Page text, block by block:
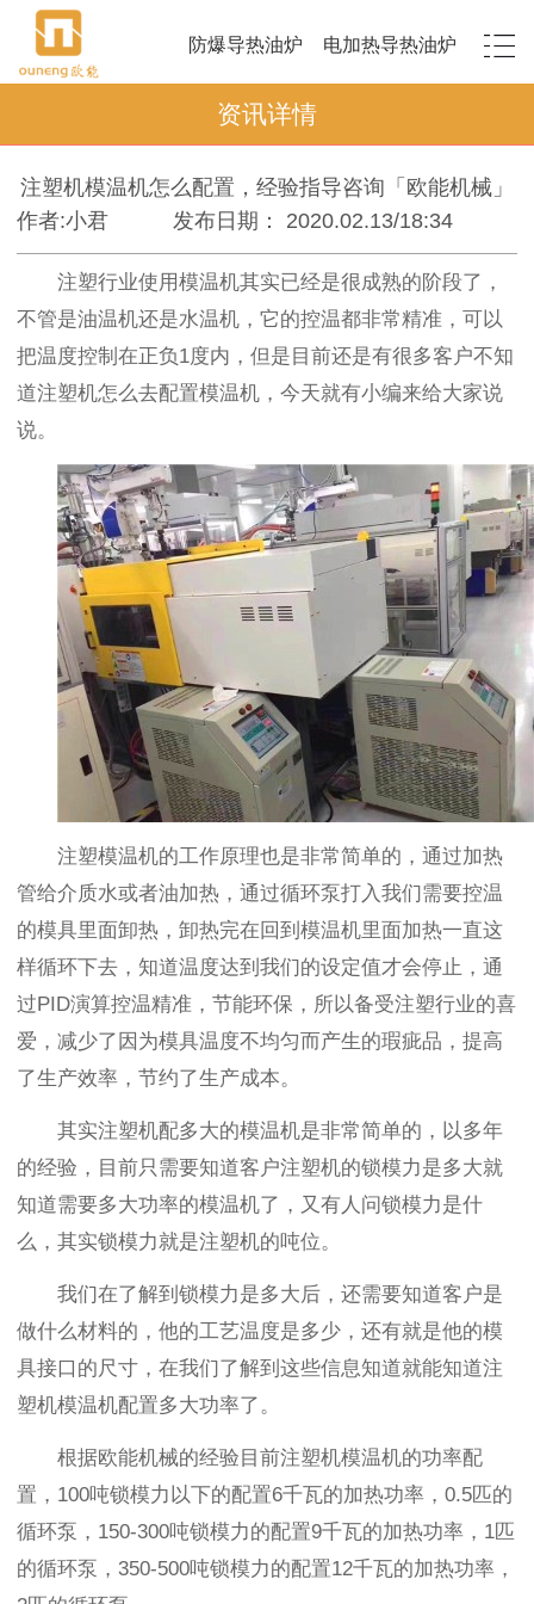
防爆导热油炉 电加热导热油炉
资讯详情
注塑机模温机怎么配置，经验指导咨询「欧能机械」
作者:小君
发布日期： 2020.02.13/18:34
注塑行业使用模温机其实已经是很成熟的阶段了，
不管是油温机还是水温机，它的控温都非常精准，可以
把温度控制在正负1度内，但是目前还是有很多客户不知
道注塑机怎么去配置模温机，今天就有小编来给大家说
说。
注塑模温机的工作原理也是非常简单的，通过加热
管给介质水或者油加热，通过循环泵打入我们需要控温
的模具里面卸热，卸热完在回到模温机里面加热一直这
样循环下去，知道温度达到我们的设定值才会停止，通
过PID演算控温精准，节能环保，所以备受注塑行业的喜
爱，减少了因为模具温度不均匀而产生的瑕疵品，提高
了生产效率，节约了生产成本。
其实注塑机配多大的模温机是非常简单的，以多年
的经验，目前只需要知道客户注塑机的锁模力是多大就
知道需要多大功率的模温机了，又有人问锁模力是什
么，其实锁模力就是注塑机的吨位。
我们在了解到锁模力是多大后，还需要知道客户是
做什么材料的，他的工艺温度是多少，还有就是他的模
具接口的尺寸，在我们了解到这些信息知道就能知道注
塑机模温机配置多大功率了。
根据欧能机械的经验目前注塑机模温机的功率配
置，100吨锁模力以下的配置6千瓦的加热功率，0.5匹的
循环泵，150-300吨锁模力的配置9千瓦的加热功率，1匹
的循环泵，350-500吨锁模力的配置12千瓦的加热功率，